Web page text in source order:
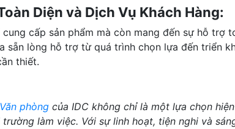
Diện và Dịch Vụ Khách Hàng:
cung cấp sản phẩm mà còn mang đến sự hỗ trợ
sẵn lòng hỗ trợ từ quá trình chọn lựa đến triển
thiết.
phòng của IDC không chỉ là một lựa chọn
làm việc. Với sự linh hoạt, tiện nghi và